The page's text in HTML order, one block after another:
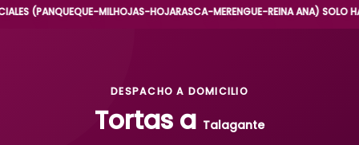
(PANQUEQUE-MILHOJAS-HOJARASCA-MERENGUE-REINA ANA) SOLO HASTA
DESPACHO A DOMICILIO
Tortas a Talagante